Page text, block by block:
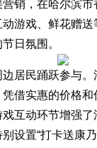
销，在哈尔滨
游戏、鲜花赠
日氛围。
民踊跃参与。
借实惠的价格
互动环节增强了
置“打卡送康乃